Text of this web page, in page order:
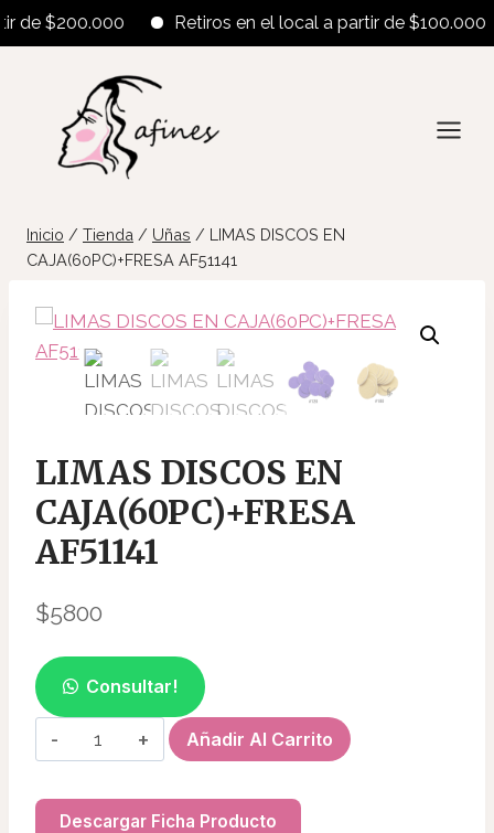
$200.000 Retiros en el local a partir de $100.000 -
contenido
Inicio / Tienda / Uñas / LIMAS DISCOS EN
CAJA(60PC)+FRESA AF51141
LIMAS DISCOS EN
CAJA(60PC)+FRESA
AF51141
$5800
Consultar!
LIMAS
DISCOS
CAJA(60PC)+FRESA
Añadir Al Carrito
Descargar Ficha Producto